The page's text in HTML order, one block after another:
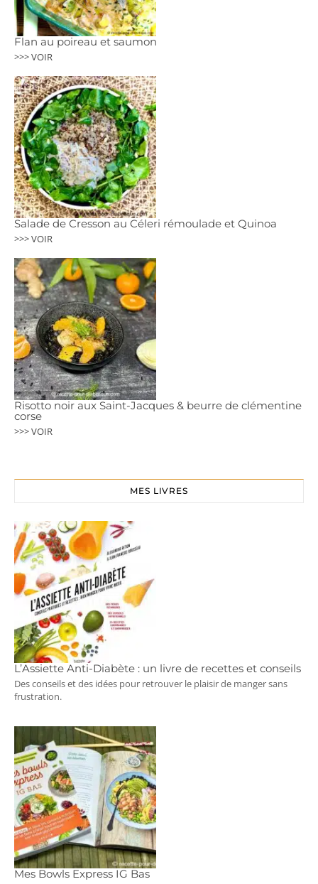
Flan au poireau et saumon
>>> VOIR
Salade de Cresson au Céleri rémoulade et Quinoa
>>> VOIR
Risotto noir aux Saint-Jacques & beurre de clémentine
corse
>>> VOIR
MES LIVRES
L’Assiette Anti-Diabète : un livre de recettes et conseils
Des conseils et des idées pour retrouver le plaisir de manger sans
frustration.
Mes Bowls Express IG Bas